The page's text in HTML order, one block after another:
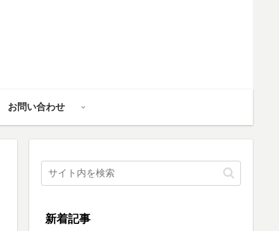
お問い合わせ
新着記事